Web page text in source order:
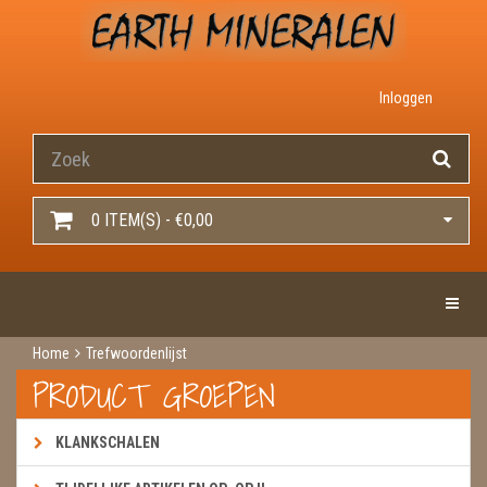
Inloggen
0 ITEM(S) - €0,00
Home Trefwoordenlijst
PRODUCT GROEPEN
KLANKSCHALEN